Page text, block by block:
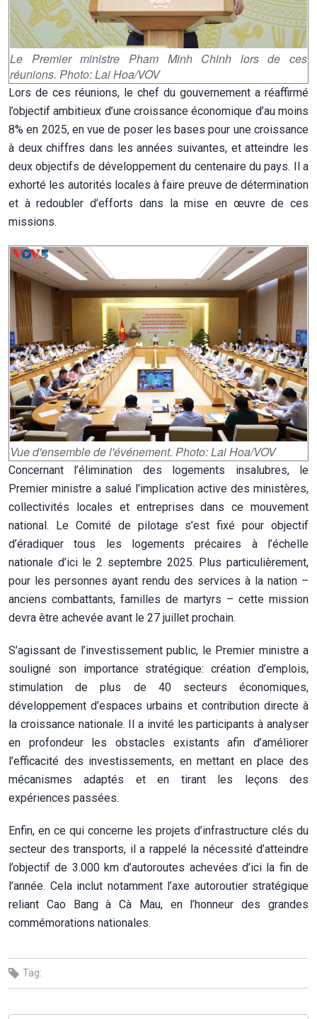
Le Premier ministre Pham Minh Chinh lors de ces
réunions. Photo: Lai Hoa/VOV
Lors de ces réunions, le chef du gouvernement a réaffirmé
l’objectif ambitieux d’une croissance économique d’au moins
8% en 2025, en vue de poser les bases pour une croissance
à deux chiffres dans les années suivantes, et atteindre les
deux objectifs de développement du centenaire du pays. Il a
exhorté les autorités locales à faire preuve de détermination
et à redoubler d’efforts dans la mise en œuvre de ces
missions.
Vue d'ensemble de l'événement. Photo: Lai Hoa/VOV
Concernant l’élimination des logements insalubres, le
Premier ministre a salué l’implication active des ministères,
collectivités locales et entreprises dans ce mouvement
national. Le Comité de pilotage s’est fixé pour objectif
d’éradiquer tous les logements précaires à l’échelle
nationale d’ici le 2 septembre 2025. Plus particulièrement,
pour les personnes ayant rendu des services à la nation –
anciens combattants, familles de martyrs – cette mission
devra être achevée avant le 27 juillet prochain.
S’agissant de l’investissement public, le Premier ministre a
souligné son importance stratégique: création d’emplois,
stimulation de plus de 40 secteurs économiques,
développement d’espaces urbains et contribution directe à
la croissance nationale. Il a invité les participants à analyser
en profondeur les obstacles existants afin d’améliorer
l’efficacité des investissements, en mettant en place des
mécanismes adaptés et en tirant les leçons des
expériences passées.
Enfin, en ce qui concerne les projets d’infrastructure clés du
secteur des transports, il a rappelé la nécessité d’atteindre
l’objectif de 3.000 km d’autoroutes achevées d’ici la fin de
l’année. Cela inclut notamment l’axe autoroutier stratégique
reliant Cao Bang à Cà Mau, en l’honneur des grandes
commémorations nationales.
Tag: